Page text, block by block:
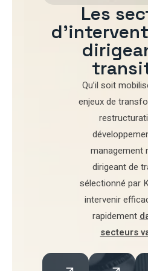
Les
Qu’il soit
enjeux de
management
dirigeant de
sélectionné par
intervenir
rapidement
secteurs